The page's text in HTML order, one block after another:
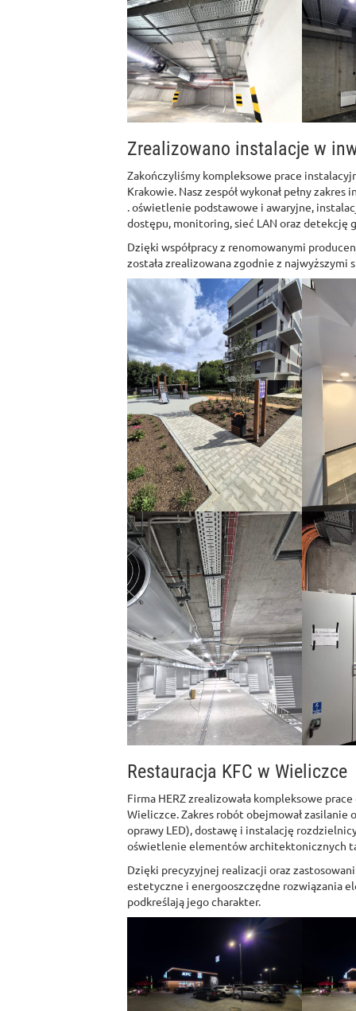
Zrealizowano instalacje w
Zakończyliśmy kompleksowe prace
Krakowie. Nasz zespół wykonał pełny
. oświetlenie podstawowe i awaryjne,
dostępu, monitoring, sieć LAN oraz detekcję
Dzięki współpracy z renomowanymi
została zrealizowana zgodnie z
Restauracja KFC w Wieliczce
Firma HERZ zrealizowała kompleksowe
Wieliczce. Zakres robót obejmował
oprawy LED), dostawę i instalację
oświetlenie elementów architektonicznych
Dzięki precyzyjnej realizacji oraz
estetyczne i energooszczędne rozwiązania
podkreślają jego charakter.